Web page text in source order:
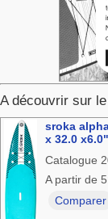
A découvrir sur
sroka
x 32.0 x6.0"
Catalogue
A partir de
Comparer